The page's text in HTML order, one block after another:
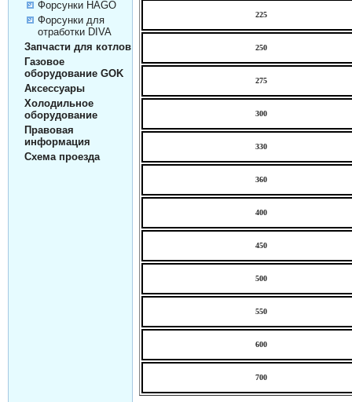
Форсунки HAGO
Форсунки для
отработки DIVA
Запчасти для котлов
Газовое
оборудование GOK
Аксессуары
Холодильное
оборудование
Правовая
информация
Схема проезда
225
250
275
300
330
360
400
450
500
550
600
700